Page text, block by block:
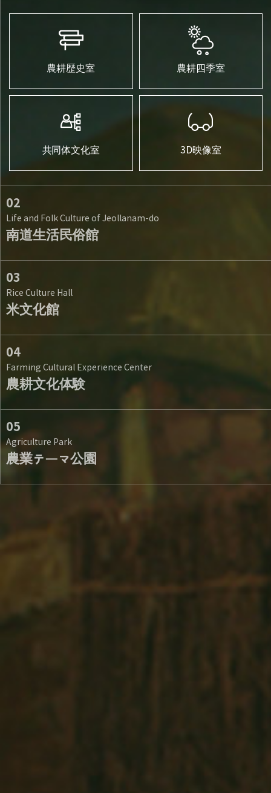
農耕歴史室 農耕四季室
共同体文化室 3D映像室
02
Life and Folk Culture of Jeollanam-do
南道生活民俗館
南道文化の形成
南道の工芸 南道の民俗(祠)
03
Rice Culture Hall
米文化館
米展示室
04
Farming Cultural Experience Center
農耕文化体験
05
Agriculture Park
農業テーマ公園